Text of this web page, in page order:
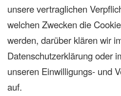
unsere vertraglichen
welchen Zwecken die
werden, darüber klären wir
Datenschutzerklärung oder
unseren Einwilligungs- und
auf.